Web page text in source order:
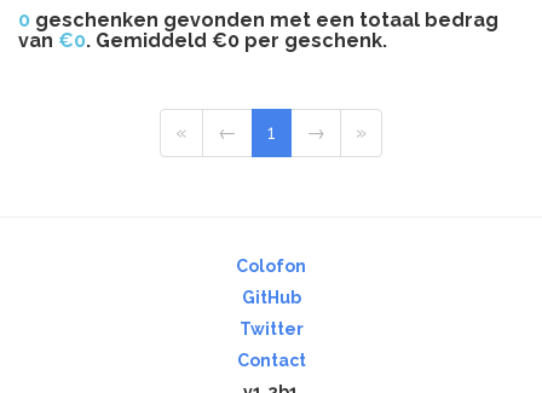
0 geschenken gevonden met een totaal bedrag
van €0. Gemiddeld €0 per geschenk.
« ← 1 → »
Colofon
GitHub
Twitter
Contact